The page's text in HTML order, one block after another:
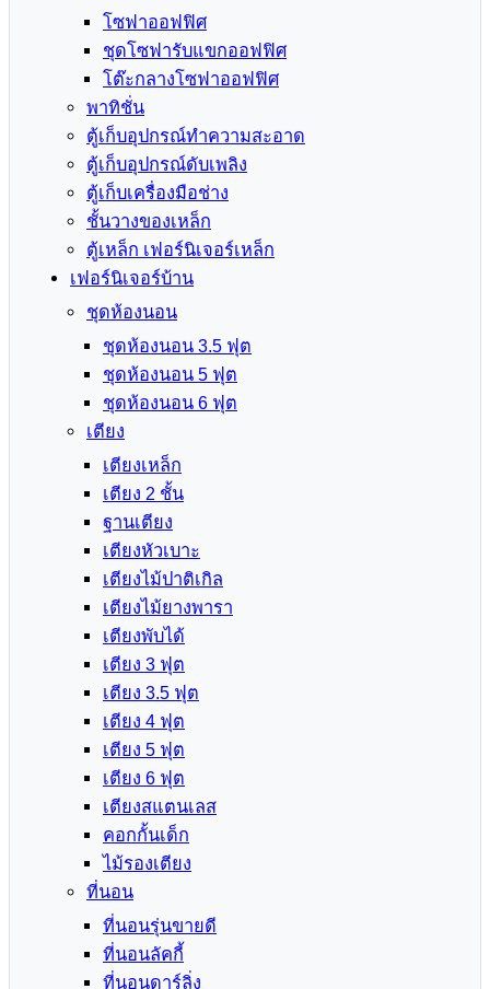
โซฟาออฟฟิศ
ชุดโซฟารับแขกออฟฟิศ
โต๊ะกลางโซฟาออฟฟิศ
พาทิชั่น
ตู้เก็บอุปกรณ์ทำความสะอาด
ตู้เก็บอุปกรณ์ดับเพลิง
ตู้เก็บเครื่องมือช่าง
ชั้นวางของเหล็ก
ตู้เหล็ก เฟอร์นิเจอร์เหล็ก
เฟอร์นิเจอร์บ้าน
ชุดห้องนอน
ชุดห้องนอน 3.5 ฟุต
ชุดห้องนอน 5 ฟุต
ชุดห้องนอน 6 ฟุต
เตียง
เตียงเหล็ก
เตียง 2 ชั้น
ฐานเตียง
เตียงหัวเบาะ
เตียงไม้ปาติเกิล
เตียงไม้ยางพารา
เตียงพับได้
เตียง 3 ฟุต
เตียง 3.5 ฟุต
เตียง 4 ฟุต
เตียง 5 ฟุต
เตียง 6 ฟุต
เตียงสแตนเลส
คอกกั้นเด็ก
ไม้รองเตียง
ที่นอน
ที่นอนรุ่นขายดี
ที่นอนลัคกี้
ที่นอนดาร์ลิ่ง